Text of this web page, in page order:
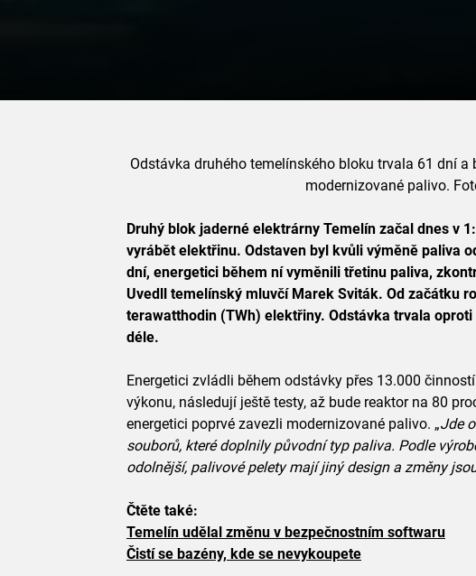
Odstávka druhého temelínského bloku trvala 61 dní a
modernizované palivo.
Druhý blok jaderné elektrárny Temelín začal dnes v
vyrábět elektřinu. Odstaven byl kvůli výměně paliva
dní, energetici během ní vyměnili třetinu paliva,
Uvedll temelínský mluvčí Marek Sviták. Od začátku
terawatthodin (TWh) elektřiny. Odstávka trvala oproti
déle.
Energetici zvládli během odstávky přes 13.000
výkonu, následují ještě testy, až bude reaktor na 80
energetici poprvé zavezli modernizované palivo. „Jde
souborů, které doplnily původní typ paliva. Podle
odolnější, palivové pelety mají jiný design a změny
Čtěte také:
Temelín udělal změnu v bezpečnostním softwaru
Čistí se bazény, kde se nevykoupete